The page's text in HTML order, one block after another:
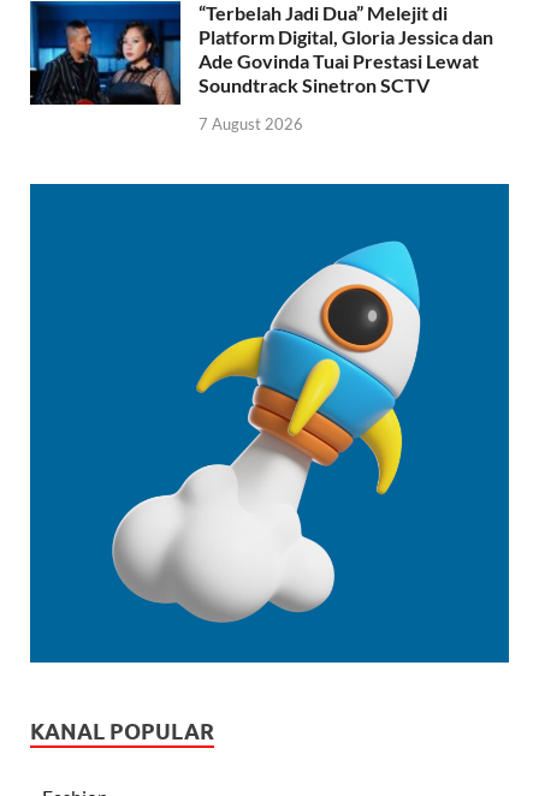
“Terbelah Jadi Dua” Melejit di
Platform Digital, Gloria Jessica dan
Ade Govinda Tuai Prestasi Lewat
Soundtrack Sinetron SCTV
7 August 2026
KANAL POPULAR